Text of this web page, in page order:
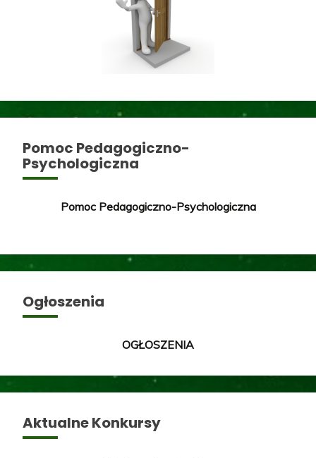
Pomoc Pedagogiczno-
Psychologiczna
Pomoc Pedagogiczno-Psychologiczna
Ogłoszenia
OGŁOSZENIA
Aktualne Konkursy